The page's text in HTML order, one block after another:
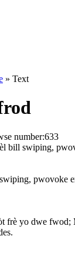
» Text
number:633
bill swiping,
pwovoke
frè yo dwe